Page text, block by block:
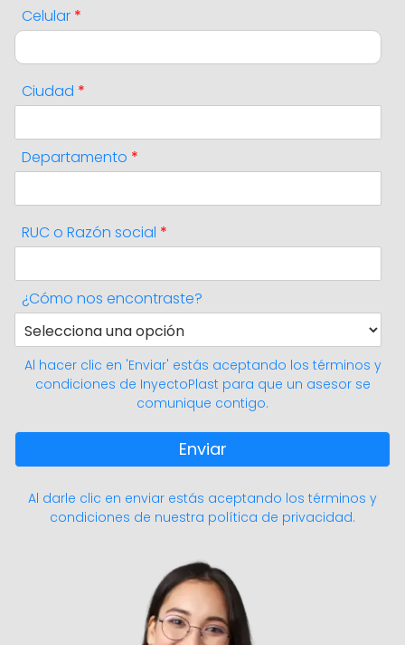
Celular *
Ciudad *
Departamento *
RUC o Razón social *
¿Cómo nos encontraste?
Al hacer clic en 'Enviar' estás aceptando los términos y
condiciones de InyectoPlast para que un asesor se
comunique contigo.
Enviar
Al darle clic en enviar estás aceptando los términos y
condiciones de nuestra política de privacidad.